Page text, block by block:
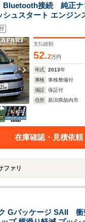
接続 純正ナビ 横滑り
シュスタート エンジ
ストップ
支払総額
52.2万円
年式 2013年
車検
車検整備付
保証
保証付
住所
新潟県胎内市
在庫確認・見積依頼
ファリ
Gパッケージ SAII 衝